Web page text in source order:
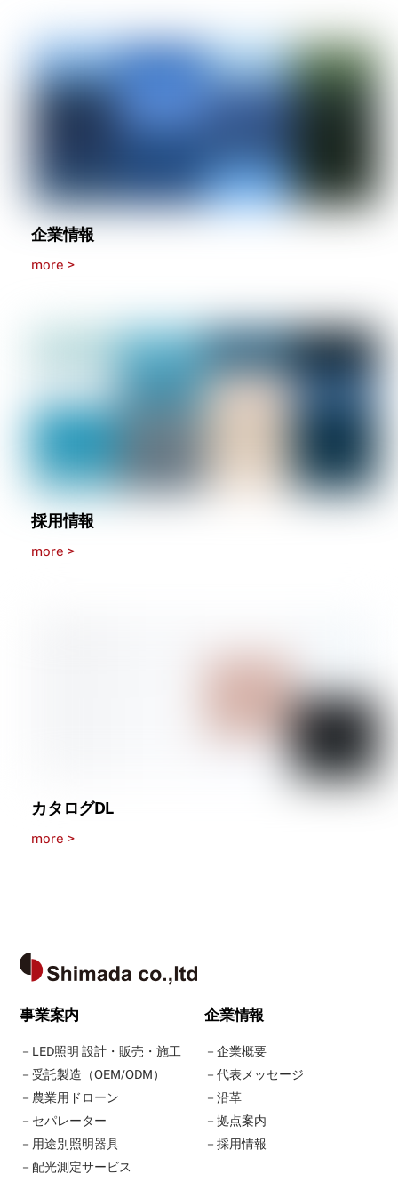
企業情報
more >
採用情報
more >
カタログDL
more >
Top
事業案内
－ LED照明 設計・販売・施工
－受託製造（OEM/ODM）
－ 農業用ドローン
－ セパレーター
－ 用途別照明器具
－配光測定サービス
企業情報
－企業概要
－代表メッセージ
－沿革
－拠点案内
－採用情報